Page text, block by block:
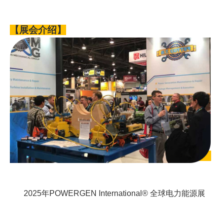
【展会介绍】
2025年POWERGEN International® 全球电力能源展